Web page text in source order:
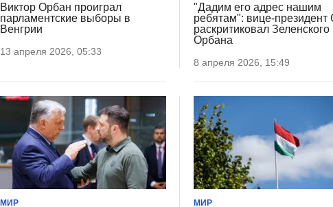
Виктор Орбан проиграл
парламентские выборы в
Венгрии
13 апреля 2026, 05:33
"Дадим его адрес нашим
ребятам": вице-
раскритиковал Зеленского
Орбана
8 апреля 2026, 15:49
МИР МИР